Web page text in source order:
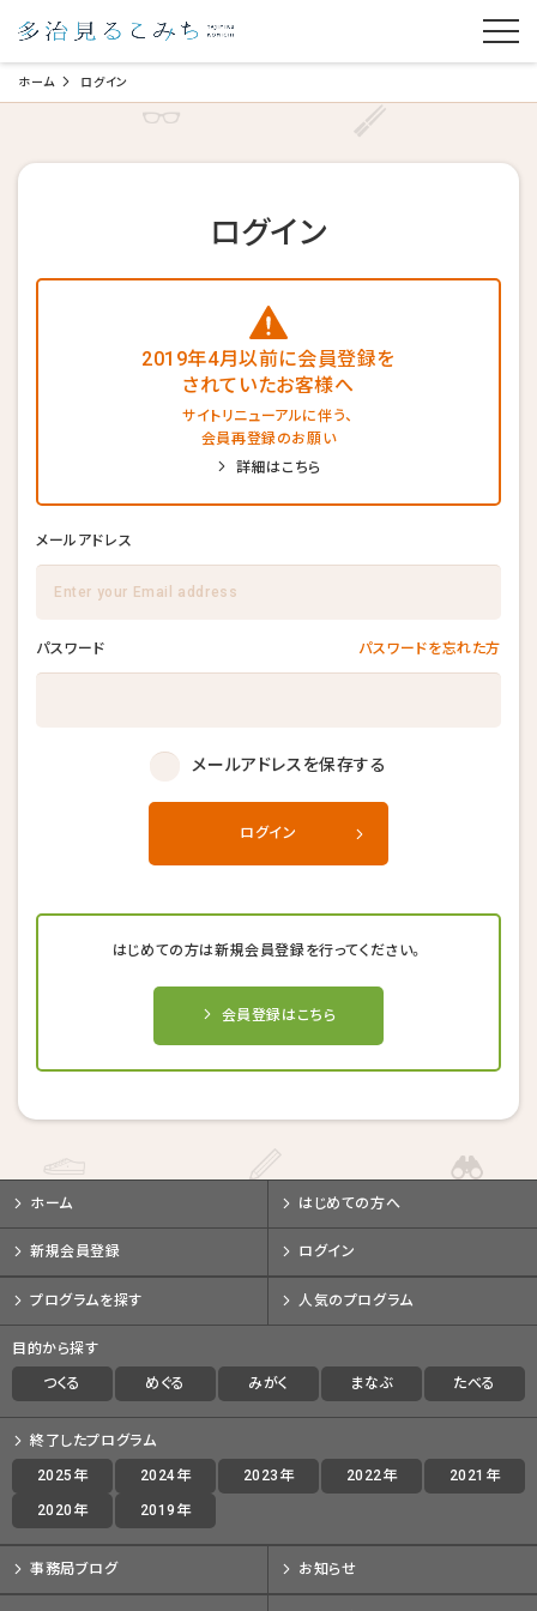
ホーム ログイン
ログイン
2019年4月以前に会員登録を
されていたお客様へ
サイトリニューアルに伴う、
会員再登録のお願い
詳細はこちら
メールアドレス
パスワード パスワードを忘れた方
メールアドレスを保存する
ログイン
はじめての方は新規会員登録を行ってください。
会員登録はこちら
ホーム はじめての方へ
新規会員登録 ログイン
プログラムを探す 人気のプログラム
目的から探す
つくる めぐる みがく まなぶ たべる
終了したプログラム
2025年 2024年 2023年 2022年 2021年
2020年 2019年
事務局ブログ お知らせ